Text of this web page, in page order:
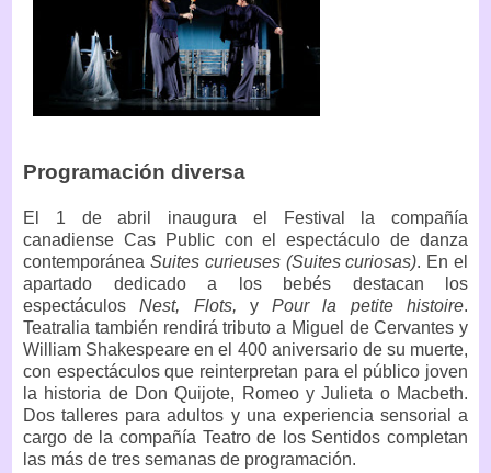
Programación diversa
El 1 de abril inaugura el Festival la compañía
canadiense Cas Public con el espectáculo de danza
contemporánea Suites curieuses (Suites curiosas). En el
apartado dedicado a los bebés destacan los
espectáculosNest, Flots, yPour la petite histoire.
Teatralia también rendirá tributo a Miguel de Cervantes y
William Shakespeare en el 400 aniversario de su muerte,
con espectáculos que reinterpretan para el público joven
la historia de Don Quijote, Romeo y Julieta o Macbeth.
Dos talleres para adultos y una experiencia sensorial a
cargo de la compañía Teatro de los Sentidos completan
las más de tres semanas de programación.